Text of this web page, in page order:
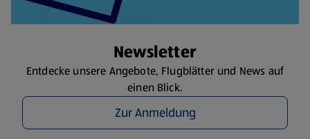
Newsletter
Entdecke unsere Angebote, Flugblätter und News auf
einen Blick.
Zur Anmeldung